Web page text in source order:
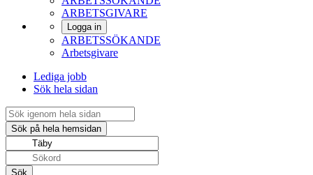
ARBETSGIVARE
Logga in
ARBETSSÖKANDE
Arbetsgivare
Lediga jobb
Sök hela sidan